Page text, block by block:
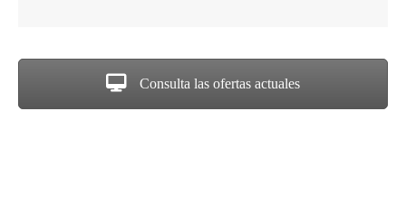
Consulta las ofertas actuales